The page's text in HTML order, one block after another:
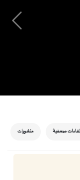
Next
لقاءات صحفية منشورات